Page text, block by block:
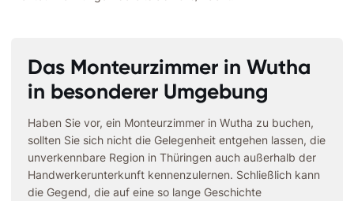
Das Monteurzimmer in Wutha
in besonderer Umgebung
Haben Sie vor, ein Monteurzimmer in Wutha zu buchen,
sollten Sie sich nicht die Gelegenheit entgehen lassen, die
unverkennbare Region in Thüringen auch außerhalb der
Handwerkerunterkunft kennenzulernen. Schließlich kann
die Gegend, die auf eine so lange Geschichte